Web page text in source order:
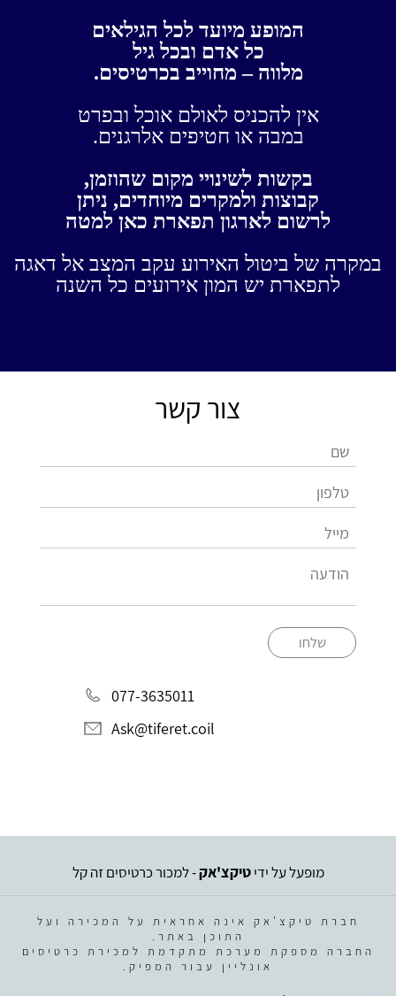
המופע מיועד לכל הגילאים
כל אדם ובכל גיל
מלווה – מחוייב בכרטיסים.
אין להכניס לאולם אוכל ובפרט
במבה או חטיפים אלרגנים.
בקשות לשינויי מקום שהוזמן,
קבוצות ולמקרים מיוחדים, ניתן
לרשום לארגון תפארת כאן למטה
במקרה של ביטול האירוע עקב המצב אל דאגה
לתפארת יש המון אירועים כל השנה
צור קשר
שלחו
077-3635011
Ask@tiferet.coil
מופעל על ידיטיקצ'אק- למכור כרטיסים זה קל
חברת טיקצ'אק אינה אחראית על המכירה ועל
התוכן באתר.
החברה מספקת מערכת מתקדמת למכירת כרטיסים
אונליין עבור המפיק.